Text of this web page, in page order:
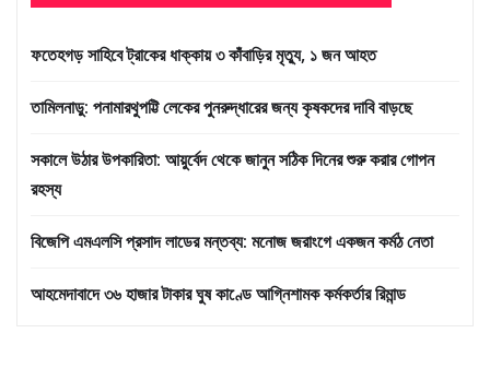
ফতেহগড় সাহিবে ট্রাকের ধাক্কায় ৩ কাঁবাড়ির মৃত্যু, ১ জন আহত
তামিলনাড়ু: পনামারথুপট্টি লেকের পুনরুদ্ধারের জন্য কৃষকদের দাবি বাড়ছে
সকালে উঠার উপকারিতা: আয়ুর্বেদ থেকে জানুন সঠিক দিনের শুরু করার গোপন
রহস্য
বিজেপি এমএলসি প্রসাদ লাডের মন্তব্য: মনোজ জরাংগে একজন কর্মঠ নেতা
আহমেদাবাদে ৩৬ হাজার টাকার ঘুষ কাণ্ডে আগ্নিশামক কর্মকর্তার রিমান্ড